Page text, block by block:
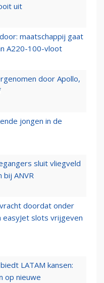
uit
maatschappij gaat
A220-100-vloot
door Apollo,
jongen in de
sluit vliegveld
bij ANVR
doordat onder
easyJet slots vrijgeven
LATAM kansen:
op nieuwe